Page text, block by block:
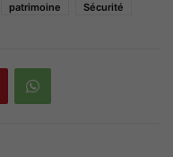
patrimoine Sécurité